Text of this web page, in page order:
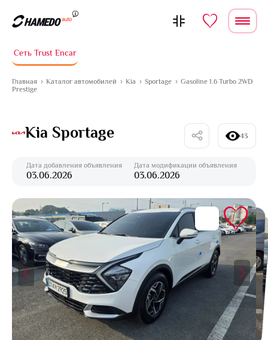
Сеть Trust Encar
Главная Каталог автомобилей Kia Sportage
Gasoline 1.6 Turbo 2WD
Prestige
Kia Sportage 43
Дата добавления объявления
03.06.2026
Дата модификации объявления
03.06.2026